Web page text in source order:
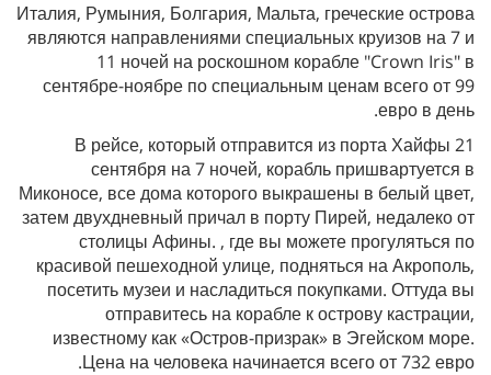
Италия, Румыния, Болгария, Мальта, греческие острова
являются направлениями специальных круизов на 7 и
11 ночей на роскошном корабле "Crown Iris" в
сентябре-ноябре по специальным ценам всего от 99
евро в день.
В рейсе, который отправится из порта Хайфы 21
сентября на 7 ночей, корабль пришвартуется в
Миконосе, все дома которого выкрашены в белый цвет,
затем двухдневный причал в порту Пирей, недалеко от
столицы Афины. , где вы можете прогуляться по
красивой пешеходной улице, подняться на Акрополь,
посетить музеи и насладиться покупками. Оттуда вы
отправитесь на корабле к острову кастрации,
известному как «Остров-призрак» в Эгейском море.
Цена на человека начинается всего от 732 евро.